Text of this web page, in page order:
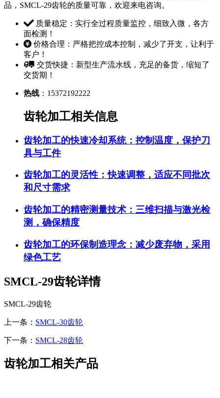
品，SMCL-29齿轮的质量可靠，欢迎来电咨询。
质量稳定：实行全过程质量监控，细致入微，各方
面检测！
价格合理：严格把控成本控制，减少了开支，让利于
客户！
交货快捷：新型生产流水线，充足的备货，缩短了
交货期！
热线 ：15372192222
齿轮加工相关信息
齿轮加工的快速冷却系统：控制温度，保护刀
具与工件
齿轮加工的灵活性：快速调整，适应不同批次
和尺寸需求
齿轮加工的精密测量技术：三维扫描与激光检
测，确保精度
齿轮加工的环保制造理念：减少废弃物，采用
绿色工艺
SMCL-29齿轮详情
SMCL-29齿轮
上一条： SMCL-30齿轮
下一条： SMCL-28齿轮
齿轮加工相关产品